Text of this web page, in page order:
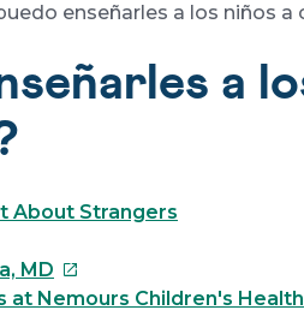
enseñarles a los niños a
a
About Strangers
MD Este
enlace
at Nemours Children's Health